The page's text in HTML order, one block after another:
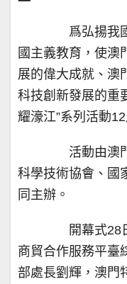
爲弘揚我國
國主義教育，使澳
展的偉大成就、澳
科技創新發展的重
耀濠江”系列活動
活動由澳門
科學技術協會、國
同主辦。
開幕式28日
商貿合作服務平臺
部處長劉輝，澳門